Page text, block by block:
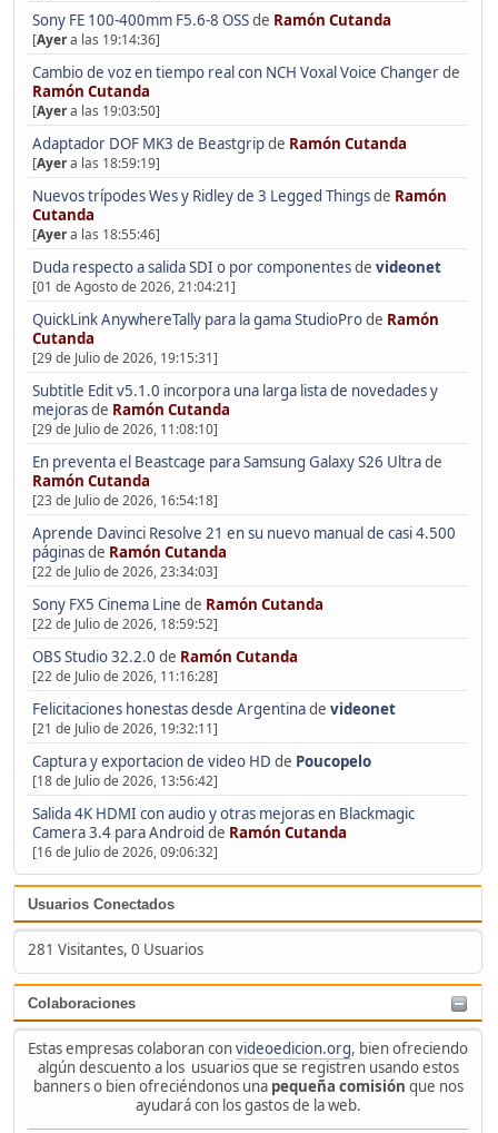
Sony FE 100-400mm F5.6-8 OSSde Ramón Cutanda
[Ayera las 19:14:36]
Cambio de voz en tiempo real con NCH Voxal Voice Changerde
Ramón Cutanda
[Ayera las 19:03:50]
Adaptador DOF MK3 de Beastgripde Ramón Cutanda
[Ayera las 18:59:19]
Nuevos trípodes Wes y Ridley de 3 Legged Thingsde Ramón
Cutanda
[Ayera las 18:55:46]
Duda respecto a salida SDI o por componentesde videonet
[01 de Agosto de 2026, 21:04:21]
QuickLink AnywhereTally para la gama StudioProde Ramón
Cutanda
[29 de Julio de 2026, 19:15:31]
Subtitle Edit v5.1.0 incorpora una larga lista de novedades y
mejorasde Ramón Cutanda
[29 de Julio de 2026, 11:08:10]
En preventa el Beastcage para Samsung Galaxy S26 Ultrade
Ramón Cutanda
[23 de Julio de 2026, 16:54:18]
Aprende Davinci Resolve 21 en su nuevo manual de casi 4.500
páginasde Ramón Cutanda
[22 de Julio de 2026, 23:34:03]
Sony FX5 Cinema Line de Ramón Cutanda
[22 de Julio de 2026, 18:59:52]
OBS Studio 32.2.0 de Ramón Cutanda
[22 de Julio de 2026, 11:16:28]
Felicitaciones honestas desde Argentinade videonet
[21 de Julio de 2026, 19:32:11]
Captura y exportacion de video HD de Poucopelo
[18 de Julio de 2026, 13:56:42]
Salida 4K HDMI con audio y otras mejoras en Blackmagic
Camera 3.4 para Android de Ramón Cutanda
[16 de Julio de 2026, 09:06:32]
Usuarios Conectados
281 Visitantes, 0 Usuarios
Colaboraciones
Estas empresas colaboran convideoedicion.org, bien ofreciendo
algún descuento a los usuarios que se registren usando estos
banners o bien ofreciéndonos una pequeña comisión que nos
ayudará con los gastos de la web.